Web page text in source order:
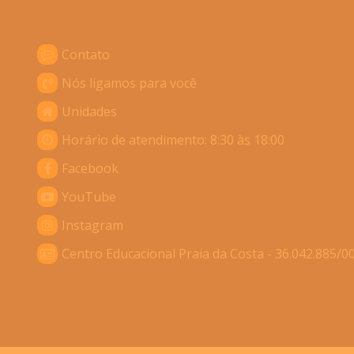
Contato
Nós ligamos para você
Unidades
Horário de atendimento: 8:30 às 18:00
Facebook
YouTube
Instagram
Centro Educacional Praia da Costa - 36.042.885/